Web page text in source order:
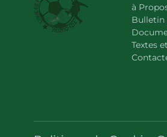
à
Bulletin
Textes